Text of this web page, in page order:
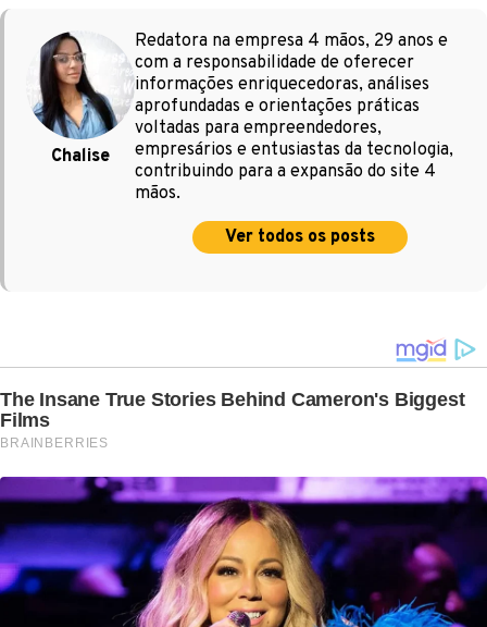
Chalise
Redatora na empresa 4 mãos, 29 anos e
com a responsabilidade de oferecer
informações enriquecedoras, análises
aprofundadas e orientações práticas
voltadas para empreendedores,
empresários e entusiastas da tecnologia,
contribuindo para a expansão do site 4
mãos.
Ver todos os posts